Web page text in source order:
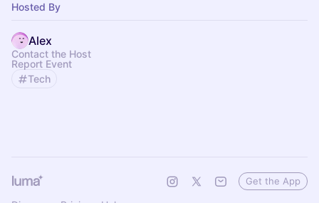
Hosted By
Alex
Contact the Host
Report Event
Tech
Get the App